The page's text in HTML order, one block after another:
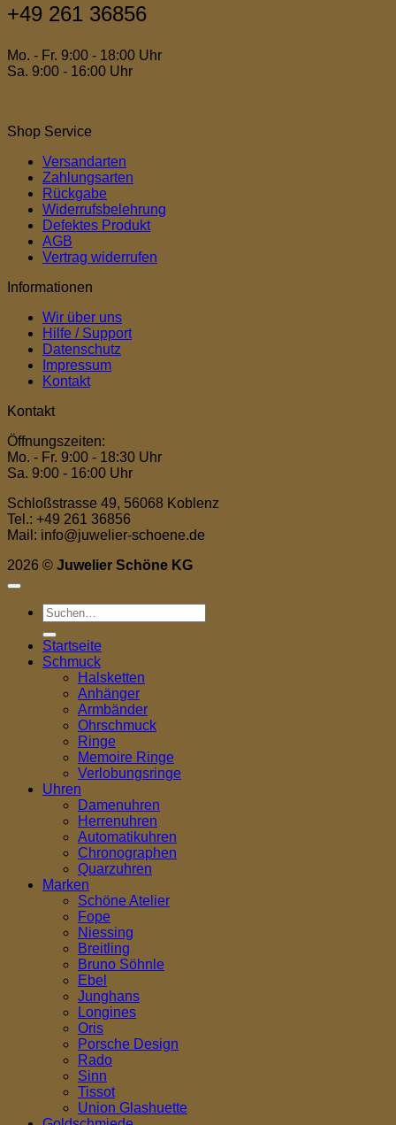
+49 261 36856
Mo. - Fr. 9:00 - 18:00 Uhr
Sa. 9:00 - 16:00 Uhr
Shop Service
Versandarten
Zahlungsarten
Rückgabe
Widerrufsbelehrung
Defektes Produkt
AGB
Vertrag widerrufen
Informationen
Wir über uns
Hilfe / Support
Datenschutz
Impressum
Kontakt
Kontakt
Öffnungszeiten:
Mo. - Fr. 9:00 - 18:30 Uhr
Sa. 9:00 - 16:00 Uhr
Schloßstrasse 49, 56068 Koblenz
Tel.: +49 261 36856
Mail: info@juwelier-schoene.de
2026 © Juwelier Schöne KG
Suchen
nach:
Startseite
Schmuck
Halsketten
Anhänger
Armbänder
Ohrschmuck
Ringe
Memoire Ringe
Verlobungsringe
Uhren
Damenuhren
Herrenuhren
Automatikuhren
Chronographen
Quarzuhren
Marken
Schöne Atelier
Fope
Niessing
Breitling
Bruno Söhnle
Ebel
Junghans
Longines
Oris
Porsche Design
Rado
Sinn
Tissot
Union Glashuette